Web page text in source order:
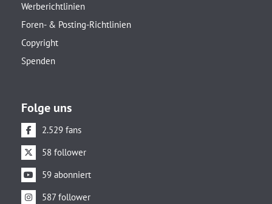
Werberichtlinien
Foren- & Posting-Richtlinien
Copyright
Spenden
Folge uns
2.529 fans
58 follower
59 abonniert
587 follower